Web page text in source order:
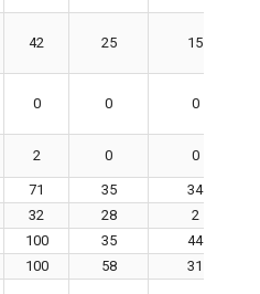
42 25 15
0 0 0
2 0 0
71 35
34
32 28
2
100 35
44
100 58
31